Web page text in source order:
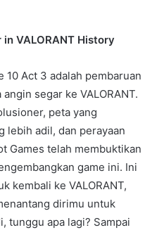
VALORANT History
10 Act 3 adalah pembaruan
segar ke VALORANT.
peta yang
lebih adil, dan perayaan
Games telah membuktikan
game ini. Ini
kembali ke VALORANT,
dirimu untuk
tunggu apa lagi? Sampai